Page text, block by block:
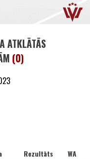
ATKLĀTĀS
(0)
Rezultāts WA